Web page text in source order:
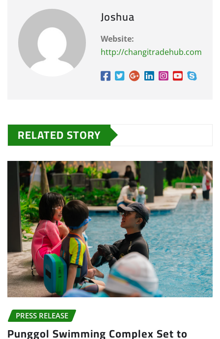
Joshua
Website:
http://changitradehub.com
RELATED STORY
PRESS RELEASE
Punggol Swimming Complex Set to